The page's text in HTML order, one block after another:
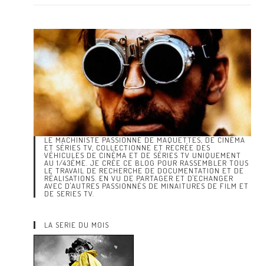
LE MACHINISTE PASSIONNÉ DE MAQUETTES, DE CINÉMA
ET SÉRIES TV, COLLECTIONNE ET RECRÉE DES
VÉHICULES DE CINÉMA ET DE SÉRIES TV UNIQUEMENT
AU 1/43ÈME. JE CRÉE CE BLOG POUR RASSEMBLER TOUS
LE TRAVAIL DE RECHERCHE DE DOCUMENTATION ET DE
RÉALISATIONS. EN VU DE PARTAGER ET D'ECHANGER
AVEC D'AUTRES PASSIONNÉS DE MINAITURES DE FILM ET
DE SERIES TV.
LA SERIE DU MOIS